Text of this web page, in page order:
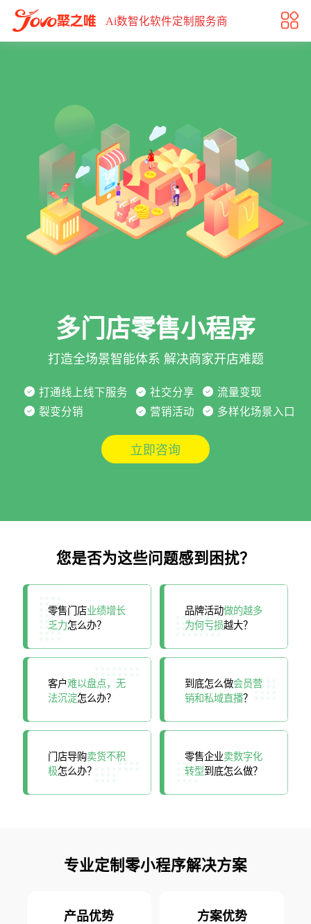
门店零售解决方案
Ai数智化软件定制服务商
多门店零售小程序
打造全场景智能体系 解决商家开店难题
打通线上线下服务
裂变分销
社交分享
营销活动
流量变现
多样化场景入口
立即咨询
您是否为这些问题感到困扰？
零售门店业绩增长
乏力怎么办？
品牌活动做的越多
为何亏损越大？
客户难以盘点，无
法沉淀怎么办？
到底怎么做会员营
销和私域直播？
门店导购卖货不积
极怎么办？
零售企业卖数字化
转型到底怎么做？
专业定制零小程序解决方案
产品优势 方案优势